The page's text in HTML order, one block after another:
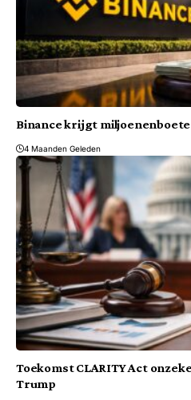
Binance krijgt
4 Maanden Geleden
Toekomst CLARITY Act
Trump